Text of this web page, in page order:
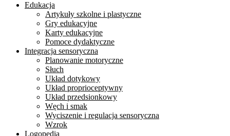
Edukacja
Artykuły szkolne i plastyczne
Gry edukacyjne
Karty edukacyjne
Pomoce dydaktyczne
Integracja sensoryczna
Planowanie motoryczne
Słuch
Układ dotykowy
Układ proprioceptywny
Układ przedsionkowy
Węch i smak
Wyciszenie i regulacja sensoryczna
Wzrok
Logopedia